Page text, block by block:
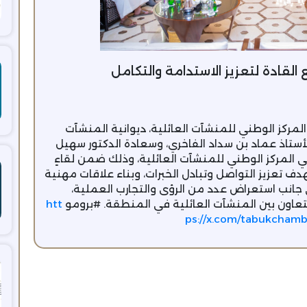
لتعزيز الاستدامة والتكامل
الوطني للمنشآت العائلية، ديوانية المنشآت
عماد بن سداد الفاخري، وسعادة الدكتور سهيل
المركز الوطني للمنشآت العائلية، وذلك ضمن لقاءٍ
تعزيز التواصل وتبادل الخبرات، وبناء علاقات مهنية
استعراض عدد من الرؤى والتجارب العملية،
بين المنشآت العائلية في المنطقة. #برومو htt
ps://x.com/